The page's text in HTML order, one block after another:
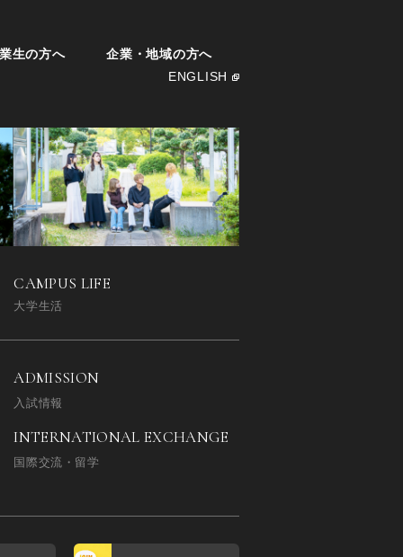
生の方へ
企業・地域の方へ
ENGLISH
CAMPUS LIFE
大学生活
ADMISSION
入試情報
INTERNATIONAL EXCHANGE
国際交流・留学